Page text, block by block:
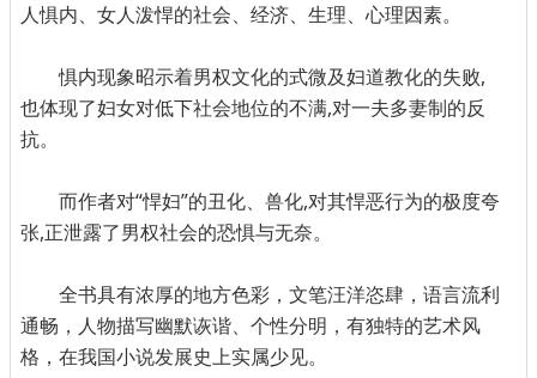
人惧内、女人泼悍的社会、经济、生理、心理因素。
惧内现象昭示着男权文化的式微及妇道教化的失败,
也体现了妇女对低下社会地位的不满,对一夫多妻制的反
抗。
而作者对“悍妇”的丑化、兽化,对其悍恶行为的极度夸
张,正泄露了男权社会的恐惧与无奈。
全书具有浓厚的地方色彩，文笔汪洋恣肆，语言流利
通畅，人物描写幽默诙谐、个性分明，有独特的艺术风
格，在我国小说发展史上实属少见。